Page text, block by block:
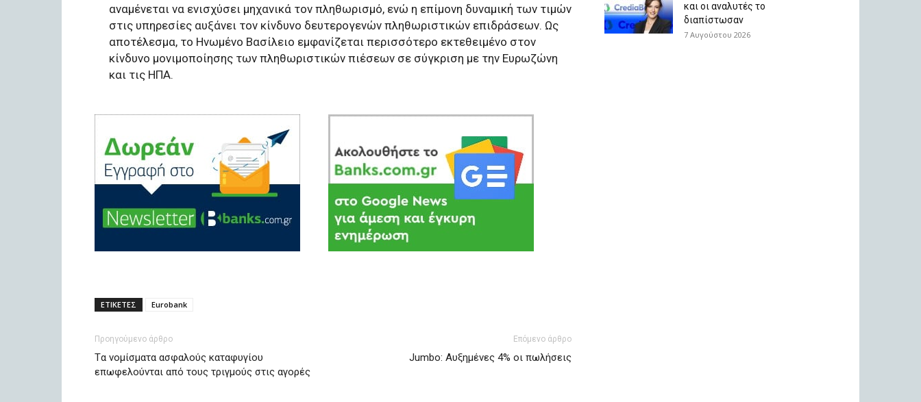
αναμένεται να ενισχύσει μηχανικά τον πληθωρισμό, ενώ η επίμονη δυναμική των τιμών
στις υπηρεσίες αυξάνει τον κίνδυνο δευτερογενών πληθωριστικών επιδράσεων. Ως
αποτέλεσμα, το Ηνωμένο Βασίλειο εμφανίζεται περισσότερο εκτεθειμένο στον
κίνδυνο μονιμοποίησης των πληθωριστικών πιέσεων σε σύγκριση με την Ευρωζώνη
και τις ΗΠΑ.
ΕΤΙΚΕΤΕΣ Eurobank
Προηγούμενο άρθρο
Tα νομίσματα ασφαλούς καταφυγίου
επωφελούνται από τους τριγμούς στις αγορές
Επόμενο άρθρο
Jumbo: Αυξημένες 4% οι πωλήσεις
και οι αναλυτές το
διαπίστωσαν
7 Αυγούστου 2026